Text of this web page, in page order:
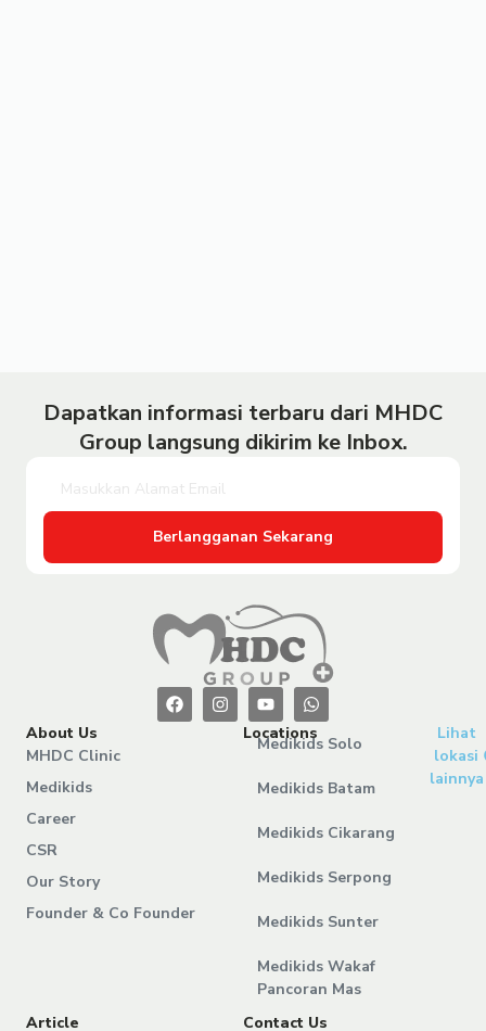
Dapatkan informasi terbaru dari MHDC
Group langsung dikirim ke Inbox.
Berlangganan Sekarang
About Us
MHDC Clinic
Medikids
Career
CSR
Our Story
Founder & Co Founder
Locations
Medikids Solo
Medikids Batam
Medikids Cikarang
Medikids Serpong
Medikids Sunter
Medikids Wakaf
Pancoran Mas
Lihat
lokasi
lainnya
Article Contact Us